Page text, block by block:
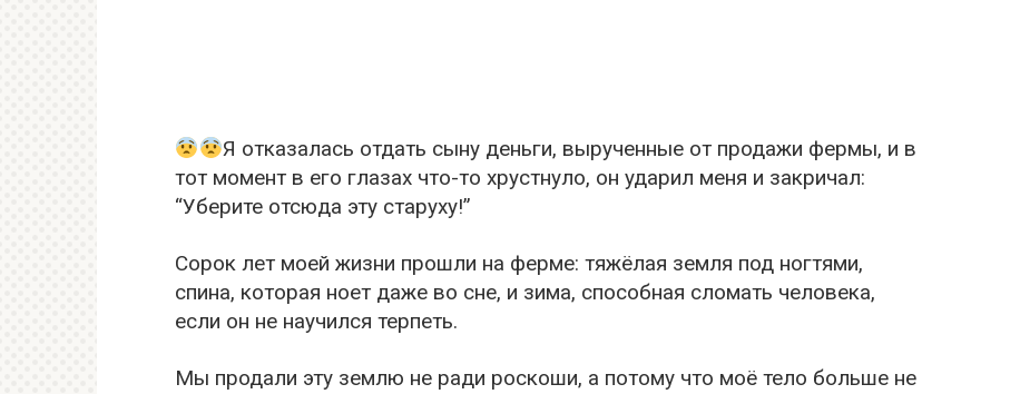
Я отказалась отдать сыну деньги, вырученные от продажи фермы, и в
тот момент в его глазах что-то хрустнуло, он ударил меня и закричал:
“Уберите отсюда эту старуху!”
Сорок лет моей жизни прошли на ферме: тяжёлая земля под ногтями,
спина, которая ноет даже во сне, и зима, способная сломать человека,
если он не научился терпеть.
Мы продали эту землю не ради роскоши, а потому что моё тело больше не